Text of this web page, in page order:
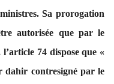
Sa prorogation
autorisée que par le
74 dispose que «
dahir contresigné par le